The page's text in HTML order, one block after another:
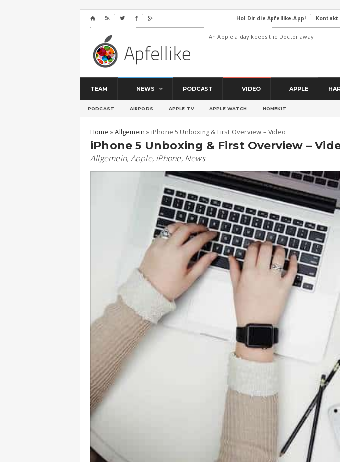
⌂     Hol Dir die Apfellike-App! Kontakt
An Apple a day keeps the Doctor away
TEAM NEWS PODCAST VIDEO APPLE
PODCAST AIRPODS APPLE TV APPLE WATCH HOMEKIT
Home »Allgemein » iPhone 5 Unboxing & First Overview – Video
iPhone 5 Unboxing & First Overview –
Allgemein, Apple, iPhone, News